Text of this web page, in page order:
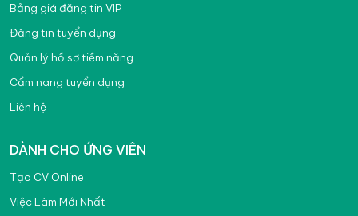
Bảng giá đăng tin VIP
Đăng tin tuyển dụng
Quản lý hồ sơ tiềm năng
Cẩm nang tuyển dụng
Liên hệ
DÀNH CHO ỨNG VIÊN
Tạo CV Online
Việc Làm Mới Nhất